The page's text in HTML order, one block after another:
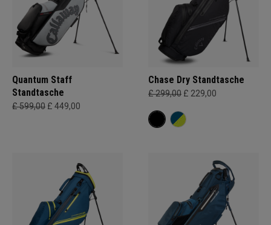
Quantum Staff
Standtasche
£ 599,00 £ 449,00
Chase Dry Standtasche
£ 299,00 £ 229,00